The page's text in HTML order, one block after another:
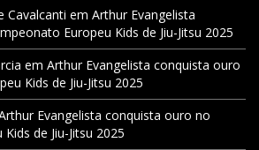
Cavalcanti em Arthur Evangelista
Europeu Kids de Jiu-Jitsu 2025
em Arthur Evangelista conquista ouro
Kids de Jiu-Jitsu 2025
Evangelista conquista ouro no
de Jiu-Jitsu 2025